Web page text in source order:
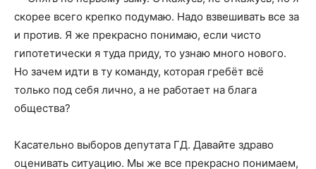
скорее всего крепко подумаю. Надо взвешивать все за
и против. Я же прекрасно понимаю, если чисто
гипотетически я туда приду, то узнаю много нового.
Но зачем идти в ту команду, которая гребёт всё
только под себя лично, а не работает на блага
общества?
Касательно выборов депутата ГД. Давайте здраво
оценивать ситуацию. Мы же все прекрасно понимаем,